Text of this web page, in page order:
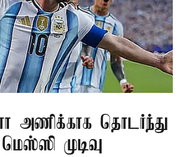
அணிக்காக தொடர்ந்து
முடிவு